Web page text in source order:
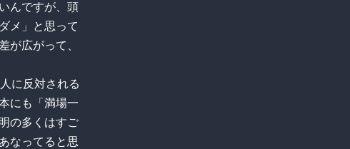
んですが、頭
メ」と思って
が広がって、
に反対される
にも「満場一
の多くはすご
なってると思